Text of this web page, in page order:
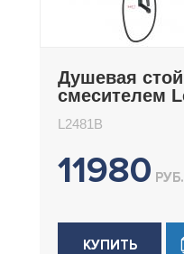
Душевая
смесителем
L2481B
11980 РУБ.
КУПИТЬ